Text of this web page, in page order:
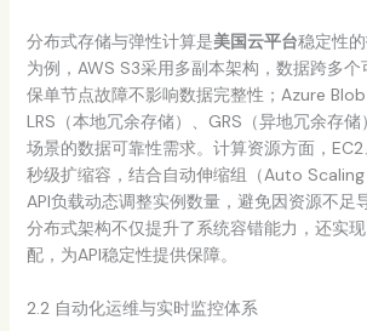
分布式存储与弹性计算是美国云平台稳定性
为例，AWS S3采用多副本架构，数据跨多
保单节点故障不影响数据完整性；Azure
LRS（本地冗余存储）、GRS（异地冗余存
场景的数据可靠性需求。计算资源方面，
秒级扩缩容，结合自动伸缩组（Auto
API负载动态调整实例数量，避免因资源不足
分布式架构不仅提升了系统容错能力，还实
配，为API稳定性提供保障。
2.2 自动化运维与实时监控体系